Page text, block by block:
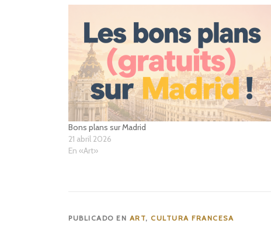
Bons plans sur Madrid
21 abril 2026
En «Art»
PUBLICADO EN ART, CULTURA FRANCESA